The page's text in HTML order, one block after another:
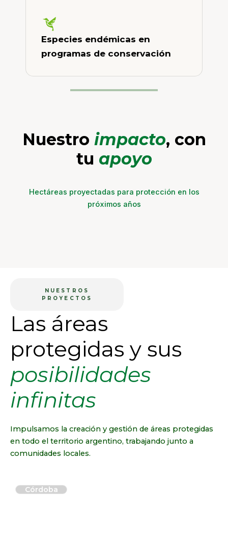
Especies endémicas en
programas de conservación
Nuestro impacto, con
tu apoyo
Hectáreas proyectadas para protección en los
próximos años
NUESTROS
PROYECTOS
Las áreas
protegidas y sus
posibilidades
infinitas
Impulsamos la creación y gestión de áreas protegidas
en todo el territorio argentino, trabajando junto a
comunidades locales.
Córdoba